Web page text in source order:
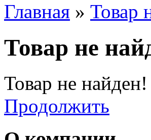
Главная » Товар
Товар не
Товар не найден!
Продолжить